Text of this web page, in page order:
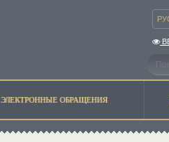
ЭЛЕКТРОННЫЕ ОБРАЩЕНИЯ